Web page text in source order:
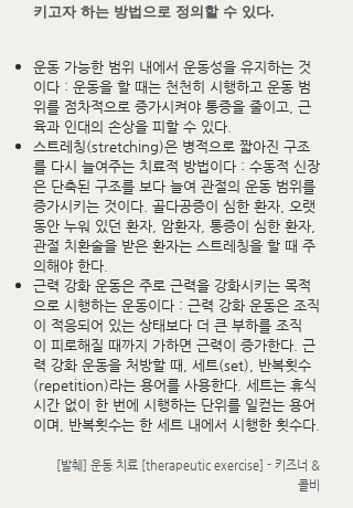
키고자 하는 방법으로 정의할 수 있다.
운동 가능한 범위 내에서 운동성을 유지하는 것
이다 : 운동을 할 때는 천천히 시행하고 운동 범
위를 점차적으로 증가시켜야 통증을 줄이고, 근
육과 인대의 손상을 피할 수 있다.
스트레칭(stretching)은 병적으로 짧아진 구조
를 다시 늘여주는 치료적 방법이다 : 수동적 신장
은 단축된 구조를 보다 늘여 관절의 운동 범위를
증가시키는 것이다. 골다공증이 심한 환자, 오랫
동안 누워 있던 환자, 암환자, 통증이 심한 환자,
관절 치환술을 받은 환자는 스트레칭을 할 때 주
의해야 한다.
근력 강화 운동은 주로 근력을 강화시키는 목적
으로 시행하는 운동이다 : 근력 강화 운동은 조직
이 적응되어 있는 상태보다 더 큰 부하를 조직
이 피로해질 때까지 가하면 근력이 증가한다. 근
력 강화 운동을 처방할 때, 세트(set), 반복횟수
(repetition)라는 용어를 사용한다. 세트는 휴식
시간 없이 한 번에 시행하는 단위를 일컫는 용어
이며, 반복횟수는 한 세트 내에서 시행한 횟수다.
[발췌] 운동 치료 [therapeutic exercise] - 키즈너 &
콜비